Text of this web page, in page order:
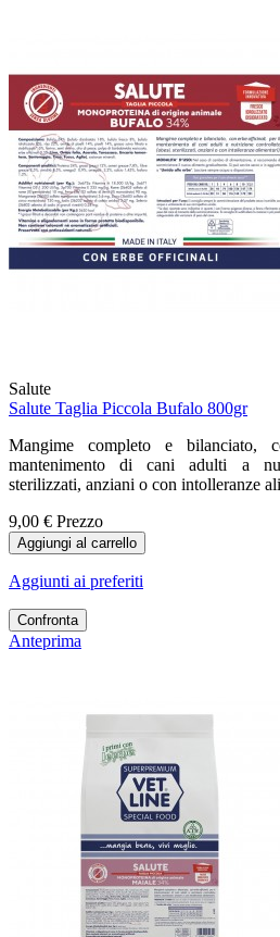
Salute
Salute Taglia Piccola Bufalo 800gr
Mangime completo e
mantenimento di cani adulti a
sterilizzati, anziani o con intolleranze
9,00 € Prezzo
Aggiungi al carrello
Aggiunti ai preferiti
Confronta
Anteprima